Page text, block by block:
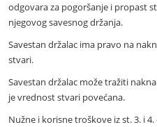
odgovara za pogoršanje i propast
njegovog savesnog držanja.
Savestan držalac ima pravo na
stvari.
Savestan držalac može tražiti
je vrednost stvari povećana.
Nužne i korisne troškove iz st. 3. i